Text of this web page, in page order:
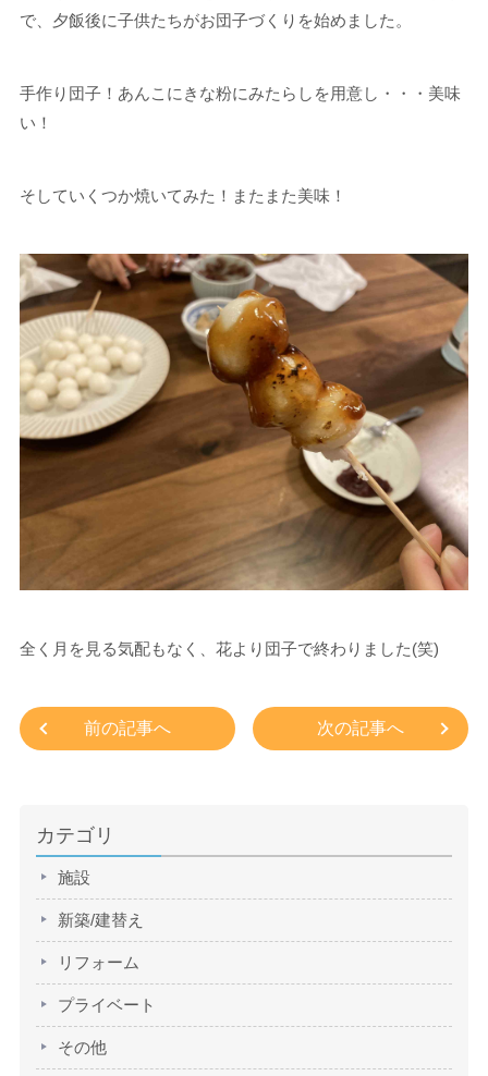
で、夕飯後に子供たちがお団子づくりを始めました。
手作り団子！あんこにきな粉にみたらしを用意し・・・美味
い！
そしていくつか焼いてみた！またまた美味！
全く月を見る気配もなく、花より団子で終わりました(笑)
前の記事へ 次の記事へ
カテゴリ
施設
新築/建替え
リフォーム
プライベート
その他